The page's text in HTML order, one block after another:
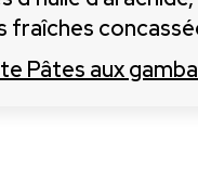
fraîches
Pâtes aux